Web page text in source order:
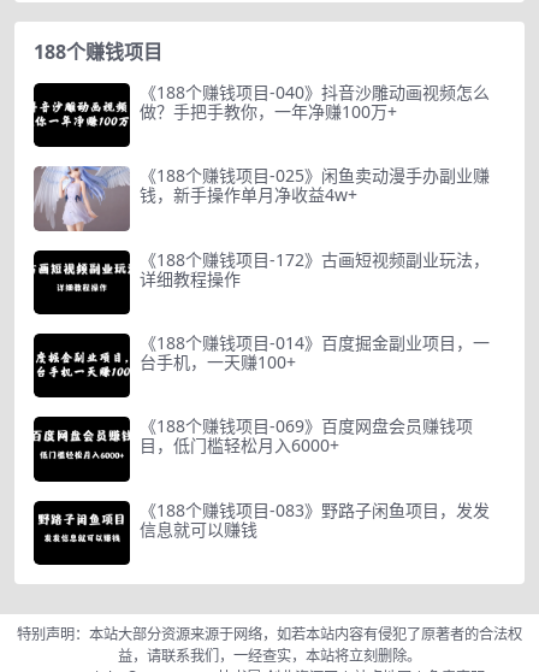
188个赚钱项目
《188个赚钱项目-040》抖音沙雕动画视频怎么
做？手把手教你，一年净赚100万+
《188个赚钱项目-025》闲鱼卖动漫手办副业赚
钱，新手操作单月净收益4w+
《188个赚钱项目-172》古画短视频副业玩法，
详细教程操作
《188个赚钱项目-014》百度掘金副业项目，一
台手机，一天赚100+
《188个赚钱项目-069》百度网盘会员赚钱项
目，低门槛轻松月入6000+
《188个赚钱项目-083》野路子闲鱼项目，发发
信息就可以赚钱
特别声明：本站大部分资源来源于网络，如若本站内容有侵犯了原著者的合法权
益，请联系我们，一经查实，本站将立刻删除。